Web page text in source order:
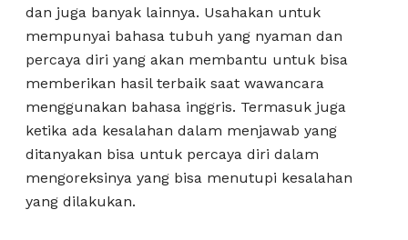
dan juga banyak lainnya. Usahakan untuk
mempunyai bahasa tubuh yang nyaman dan
percaya diri yang akan membantu untuk bisa
memberikan hasil terbaik saat wawancara
menggunakan bahasa inggris. Termasuk juga
ketika ada kesalahan dalam menjawab yang
ditanyakan bisa untuk percaya diri dalam
mengoreksinya yang bisa menutupi kesalahan
yang dilakukan.